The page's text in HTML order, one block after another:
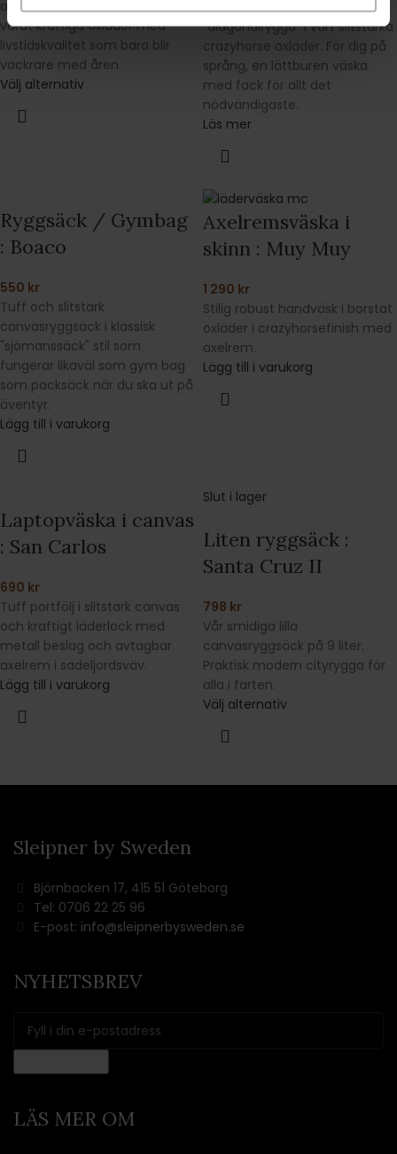
axelremsväska. Handsydd i
vårat kraftiga oxläder med
livstidskvalitet som bara blir
vackrare med åren.
Välj alternativ
Smidig crossbodyväska,
"diagonalrygga" i vårt slitstarka
crazyhorse oxläder. För dig på
språng, en lättburen väska
med fack för allt det
nödvändigaste.
Läs mer
Ryggsäck / Gymbag
: Boaco
550 kr
Tuff och slitstark
canvasryggsäck i klassisk
"sjömanssäck" stil som
fungerar likaväl som gym bag
som packsäck när du ska ut på
äventyr.
Lägg till i varukorg
Axelremsväska i
skinn : Muy Muy
1 290 kr
Stilig robust handväsk i borstat
oxläder i crazyhorsefinish med
axelrem.
Lägg till i varukorg
Laptopväska i canvas
: San Carlos
690 kr
Tuff portfölj i slitstark canvas
och kraftigt läderlock med
metall beslag och avtagbar
axelrem i sadeljordsväv.
Lägg till i varukorg
Slut i lager
Liten ryggsäck :
Santa Cruz II
798 kr
Vår smidiga lilla
canvasryggsäck på 9 liter.
Praktisk modern cityrygga för
alla i farten.
Välj alternativ
Sleipner by Sweden
Björnbacken 17, 415 51 Göteborg
Tel: 0706 22 25 96
E-post: info@sleipnerbysweden.se
NYHETSBREV
LÄS MER OM